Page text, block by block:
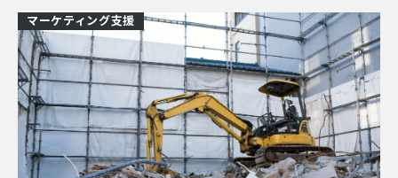
マーケティング支援